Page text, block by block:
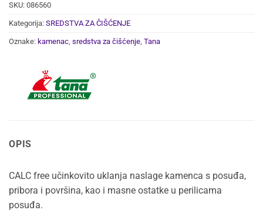
SKU: 086560
Kategorija: SREDSTVA ZA ČIŠĆENJE
Oznake: kamenac, sredstva za čišćenje, Tana
OPIS
CALC free učinkovito uklanja naslage kamenca s posuđa,
pribora i površina, kao i masne ostatke u perilicama
posuđa.